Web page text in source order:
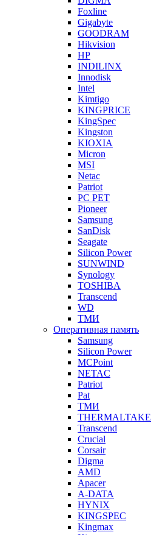
Foxline
Gigabyte
GOODRAM
Hikvision
HP
INDILINX
Innodisk
Intel
Kimtigo
KINGPRICE
KingSpec
Kingston
KIOXIA
Micron
MSI
Netac
Patriot
PC PET
Pioneer
Samsung
SanDisk
Seagate
Silicon Power
SUNWIND
Synology
TOSHIBA
Transcend
WD
ТМИ
Оперативная память
Samsung
Silicon Power
MCPoint
NETAC
Patriot
Pat
ТМИ
THERMALTAKE
Transcend
Crucial
Corsair
Digma
AMD
Apacer
A-DATA
HYNIX
KINGSPEC
Kingmax